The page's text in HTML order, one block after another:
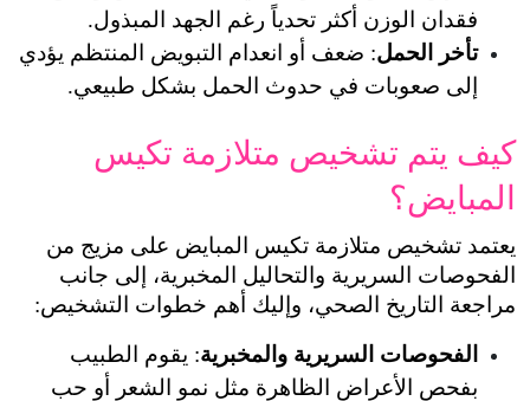
أكثر تحدياً رغم الجهد المبذول.
: ضعف أو انعدام التبويض المنتظم يؤدي
في حدوث الحمل بشكل طبيعي.
كيف يتم تشخيص متلازمة تكيس
يعتمد تشخيص متلازمة تكيس المبايض على مزيج من
الفحوصات السريرية والتحاليل المخبرية، إلى جانب
الصحي، وإليك أهم خطوات التشخيص:
والمخبرية
: يقوم الطبيب
بفحص الأعراض الظاهرة مثل نمو الشعر أو حب